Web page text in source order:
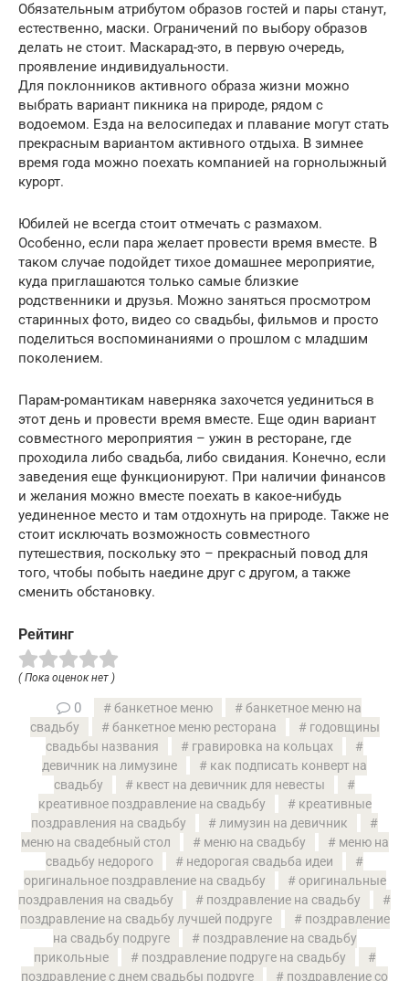
Обязательным атрибутом образов гостей и пары станут,
естественно, маски. Ограничений по выбору образов
делать не стоит. Маскарад-это, в первую очередь,
проявление индивидуальности.
Для поклонников активного образа жизни можно
выбрать вариант пикника на природе, рядом с
водоемом. Езда на велосипедах и плавание могут стать
прекрасным вариантом активного отдыха. В зимнее
время года можно поехать компанией на горнолыжный
курорт.
Юбилей не всегда стоит отмечать с размахом.
Особенно, если пара желает провести время вместе. В
таком случае подойдет тихое домашнее мероприятие,
куда приглашаются только самые близкие
родственники и друзья. Можно заняться просмотром
старинных фото, видео со свадьбы, фильмов и просто
поделиться воспоминаниями о прошлом с младшим
поколением.
Парам-романтикам наверняка захочется уединиться в
этот день и провести время вместе. Еще один вариант
совместного мероприятия – ужин в ресторане, где
проходила либо свадьба, либо свидания. Конечно, если
заведения еще функционируют. При наличии финансов
и желания можно вместе поехать в какое-нибудь
уединенное место и там отдохнуть на природе. Также не
стоит исключать возможность совместного
путешествия, поскольку это – прекрасный повод для
того, чтобы побыть наедине друг с другом, а также
сменить обстановку.
Рейтинг
( Пока оценок нет )
0 банкетное меню
банкетное меню на
свадьбу
банкетное меню ресторана
годовщины
свадьбы названия
гравировка на кольцах
девичник на лимузине
как подписать конверт на
свадьбу
квест на девичник для невесты
креативное поздравление на свадьбу
креативные
поздравления на свадьбу
лимузин на девичник
меню на свадебный стол
меню на свадьбу
меню на
свадьбу недорого
недорогая свадьба идеи
оригинальное поздравление на свадьбу
оригинальные
поздравления на свадьбу
поздравление на свадьбу
поздравление на свадьбу лучшей подруге
поздравление
на свадьбу подруге
поздравление на свадьбу
прикольные
поздравление подруге на свадьбу
поздравление с днем свадьбы подруге
поздравление со